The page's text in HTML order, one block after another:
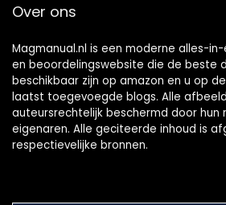
Over ons
Magmanual.nl is een moderne alles-
en beoordelingswebsite die de beste
beschikbaar zijn op amazon en u op
laatst toegevoegde blogs. Alle
auteursrechtelijk beschermd door hun
eigenaren. Alle geciteerde inhoud is
respectievelijke bronnen.